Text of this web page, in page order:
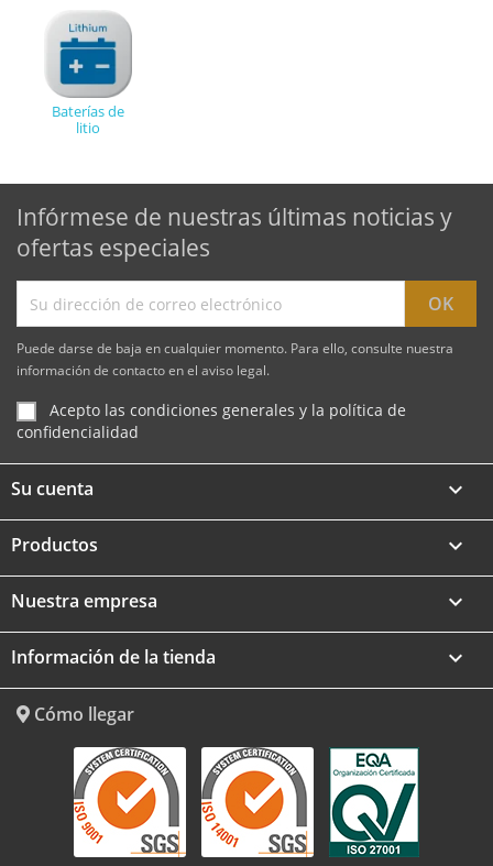
Baterías de
litio
Infórmese de nuestras últimas noticias y
ofertas especiales
Puede darse de baja en cualquier momento. Para ello, consulte nuestra
información de contacto en el aviso legal.
Acepto las condiciones generales y la política de
confidencialidad
Su cuenta 
Productos 
Nuestra empresa 
Información de la tienda keyboard_arrow_down
Cómo llegar